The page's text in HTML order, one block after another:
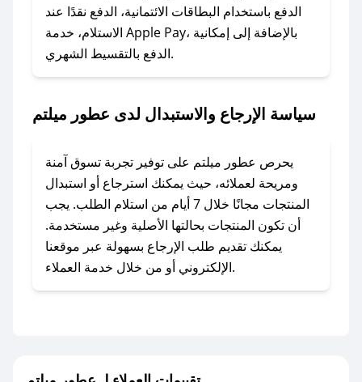
وسنقوم بحل المشكلة في أسرع وقت ممكن.
### ماذا أفعل إذا لم أجد كود خصم لمتجري
المفضل؟
مراسلتنا مباشرة وسنعمل على توفير الكوبونات في
### كيف تحصل على كوبونات خصم حصرية من
عطور ميلتم؟
للحصول على كوبونات وخصومات حصرية، قم بما
يلي:
- اضغط على أيقونة متابعة لمتجر عطور ميلتم في
الدفع باستخدام البطاقات الائتمانية، الدفع نقدًا عند
الاستلام، خدمة Apple Pay، بالإضافة إلى إمكانية
الدفع بالتقسيط الشهري.
سياسة الإرجاع والاستبدال لدى عطور ميلتم
يحرص عطور ميلتم على توفير تجربة تسوق آمنة
ومريحة لعملائه، حيث يمكنك استرجاع أو استبدال
المنتجات مجانًا خلال 7 أيام من استلام الطلب. يجب
أن تكون المنتجات بحالتها الأصلية وغير مستخدمة.
يمكنك تقديم طلب الإرجاع بسهولة عبر موقعنا
الإلكتروني أو من خلال خدمة العملاء.